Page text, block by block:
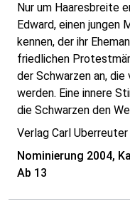
Nur um Haaresbreite
Edward, einen jungen
kennen, der ihr
friedlichen
der Schwarzen an,
werden. Eine innere
die Schwarzen den
Verlag Carl Uberreuter
Nominierung 2004,
Ab 13